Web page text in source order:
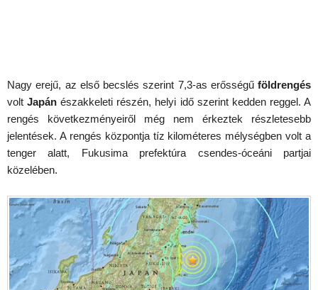
Nagy erejű, az első becslés szerint 7,3-as erősségű földrengés
voltJapán északkeleti részén, helyi idő szerint kedden reggel. A
rengés következményeiről még nem érkeztek részletesebb
jelentések. A rengés központja tíz kilométeres mélységben volt a
tenger alatt, Fukusima prefektúra csendes-óceáni partjai
közelében.